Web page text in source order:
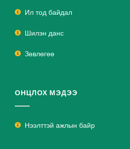
Ил тод байдал
Шилэн данс
Зөвлөгөө
ОНЦЛОХ МЭДЭЭ
Нээлттэй ажлын байр